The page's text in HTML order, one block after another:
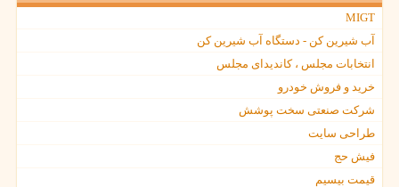
MIGT
آب شیرین کن - دستگاه آب شیرین کن
انتخابات مجلس ، کاندیدای مجلس
خرید و فروش خودرو
شرکت صنعتی سخت پوشش
طراحی سایت
فیش حج
قیمت بیسیم